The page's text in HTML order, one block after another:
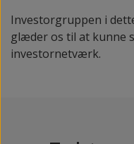
Investorgruppen i
glæder os til at kunne
investornetværk.